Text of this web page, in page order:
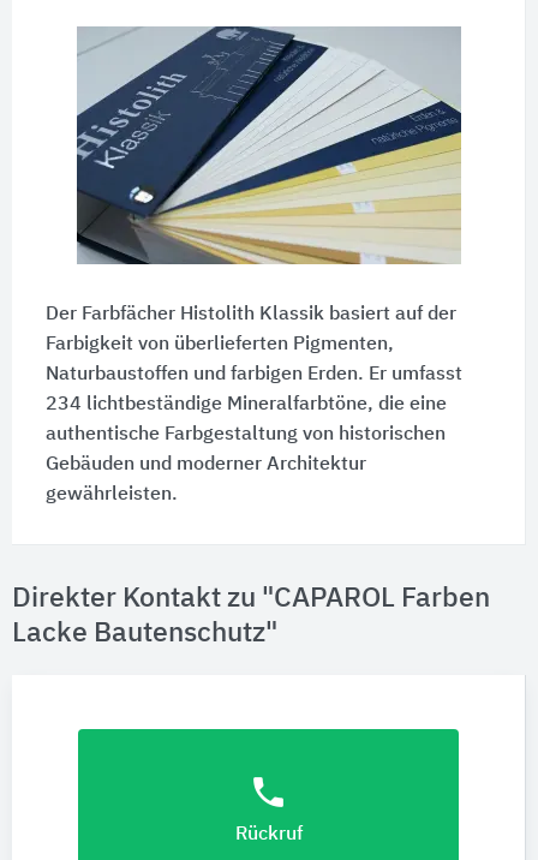
Der Farbfächer Histolith Klassik basiert auf der
Farbigkeit von überlieferten Pigmenten,
Naturbaustoffen und farbigen Erden. Er umfasst
234 lichtbeständige Mineralfarbtöne, die eine
authentische Farbgestaltung von historischen
Gebäuden und moderner Architektur
gewährleisten.
Direkter Kontakt zu "CAPAROL Farben
Lacke Bautenschutz"
phone
Rückruf